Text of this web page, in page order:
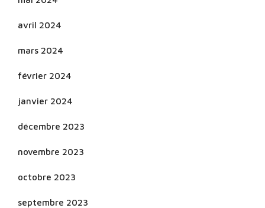
avril 2024
mars 2024
février 2024
janvier 2024
décembre 2023
novembre 2023
octobre 2023
septembre 2023